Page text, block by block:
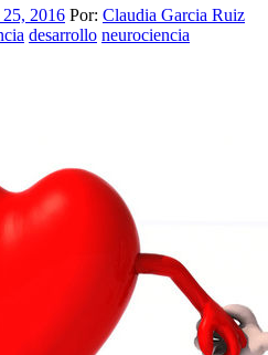
25, 2016 Por: Claudia Garcia Ruiz
desarrollo neurociencia